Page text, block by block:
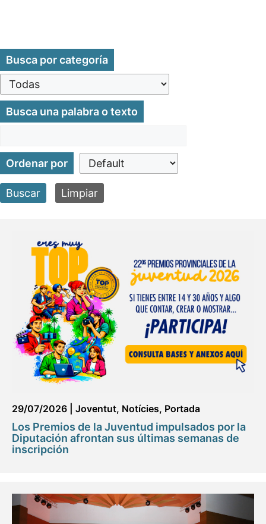
Busca por categoría
Busca una palabra o texto
Ordenar por
Buscar Limpiar
29/07/2026 Joventut, Notícies, Portada
Los Premios de la Juventud impulsados por la
Diputación afrontan sus últimas semanas de
inscripción